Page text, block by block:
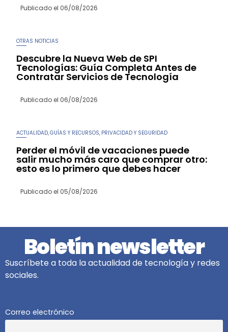
Publicado el 06/08/2026
OTRAS NOTICIAS
Descubre la Nueva Web de SPI
Tecnologías: Guía Completa Antes de
Contratar Servicios de Tecnología
Publicado el 06/08/2026
ACTUALIDAD ,GUÍAS Y RECURSOS PRIVACIDAD Y SEGURIDAD
Perder el móvil de vacaciones puede
salir mucho más caro que comprar otro:
esto es lo primero que debes hacer
Publicado el 05/08/2026
Boletín newsletter
Suscríbete a toda la actualidad de tecnología y redes
sociales.
Correo electrónico